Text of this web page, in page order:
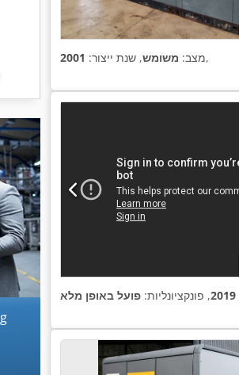
מצב: משומש, שנת ייצור: 2001 ,
2019, פונקציונליות: פועל באופן מלא